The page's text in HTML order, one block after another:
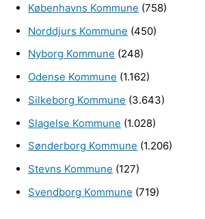
Københavns Kommune (758)
Norddjurs Kommune (450)
Nyborg Kommune (248)
Odense Kommune (1.162)
Silkeborg Kommune (3.643)
Slagelse Kommune (1.028)
Sønderborg Kommune (1.206)
Stevns Kommune (127)
Svendborg Kommune (719)